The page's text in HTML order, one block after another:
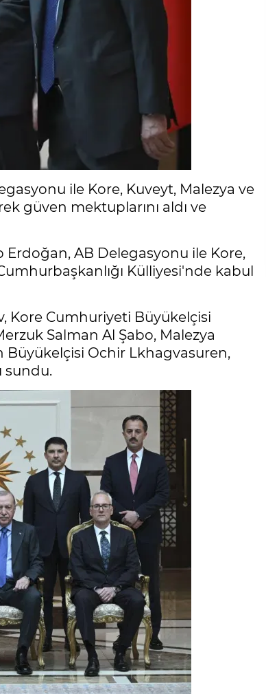
ile Kore, Kuveyt, Malezya ve
güven mektuplarını aldı ve
Erdoğan, AB Delegasyonu ile Kore,
Külliyesi'nde kabul
Kore Cumhuriyeti Büyükelçisi
Salman Al Şabo, Malezya
Ochir Lkhagvasuren,
sundu.